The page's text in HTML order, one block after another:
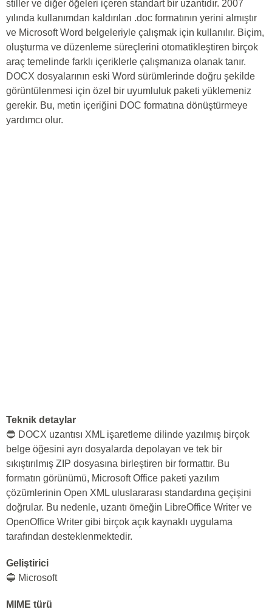
stiller ve diğer öğeleri içeren standart bir uzantıdır. 2007
yılında kullanımdan kaldırılan .doc formatının yerini almıştır
ve Microsoft Word belgeleriyle çalışmak için kullanılır. Biçim,
oluşturma ve düzenleme süreçlerini otomatikleştiren birçok
araç temelinde farklı içeriklerle çalışmanıza olanak tanır.
DOCX dosyalarının eski Word sürümlerinde doğru şekilde
görüntülenmesi için özel bir uyumluluk paketi yüklemeniz
gerekir. Bu, metin içeriğini DOC formatına dönüştürmeye
yardımcı olur.
Teknik detaylar
🔵 DOCX uzantısı XML işaretleme dilinde yazılmış birçok
belge öğesini ayrı dosyalarda depolayan ve tek bir
sıkıştırılmış ZIP dosyasına birleştiren bir formattır. Bu
formatın görünümü, Microsoft Office paketi yazılım
çözümlerinin Open XML uluslararası standardına geçişini
doğrular. Bu nedenle, uzantı örneğin LibreOffice Writer ve
OpenOffice Writer gibi birçok açık kaynaklı uygulama
tarafından desteklenmektedir.
Geliştirici
🔵 Microsoft
MIME türü